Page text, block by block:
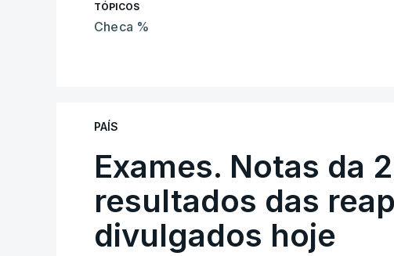
TÓPICOS
Checa %
PAÍS
Exames. Notas da
resultados das
divulgados hoje